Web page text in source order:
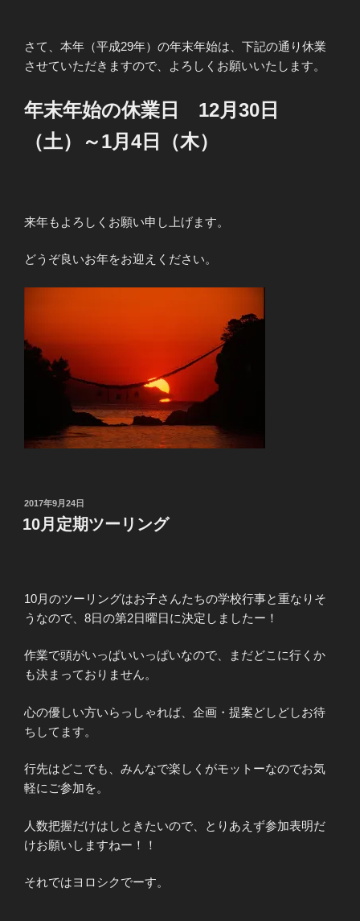
さて、本年（平成29年）の年末年始は、下記の通り休業
させていただきますので、よろしくお願いいたします。
年末年始の休業日 12月30日
（土）～1月4日（木）
来年もよろしくお願い申し上げます。
どうぞ良いお年をお迎えください。
投
稿
日:
2017年9月24日
10月定期ツーリング
10月のツーリングはお子さんたちの学校行事と重なりそ
うなので、8日の第2日曜日に決定しましたー！
作業で頭がいっぱいいっぱいなので、まだどこに行くか
も決まっておりません。
心の優しい方いらっしゃれば、企画・提案どしどしお待
ちしてます。
行先はどこでも、みんなで楽しくがモットーなのでお気
軽にご参加を。
人数把握だけはしときたいので、とりあえず参加表明だ
けお願いしますねー！！
それではヨロシクでーす。